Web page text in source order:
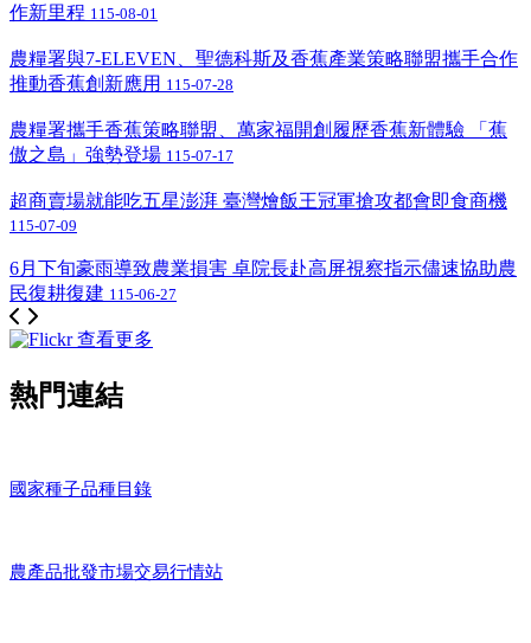
作新里程 115-08-01
農糧署與7-ELEVEN、聖德科斯及香蕉產業策略聯盟攜手合作
推動香蕉創新應用 115-07-28
農糧署攜手香蕉策略聯盟、萬家福開創履歷香蕉新體驗 「蕉
傲之島」強勢登場 115-07-17
超商賣場就能吃五星澎湃 臺灣燴飯王冠軍搶攻都會即食商機
115-07-09
6月下旬豪雨導致農業損害 卓院長赴高屏視察指示儘速協助農
民復耕復建 115-06-27
查看更多
熱門連結
國家種子品種目錄
農產品批發市場交易行情站